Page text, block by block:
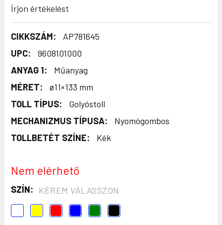
Írjon értékelést
CIKKSZÁM:
AP781645
UPC:
9608101000
ANYAG 1:
Műanyag
MÉRET:
ø11×133 mm
TOLL TÍPUS:
Golyóstoll
MECHANIZMUS TÍPUSA:
Nyomógombos
TOLLBETÉT SZÍNE:
Kék
Nem elérhető
SZÍN: KÉREM VÁLASSZON